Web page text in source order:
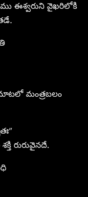
ఈశ్వరుని వైఖరిలోకి
మాటలో మంత్రబలం
రురువైనదే.